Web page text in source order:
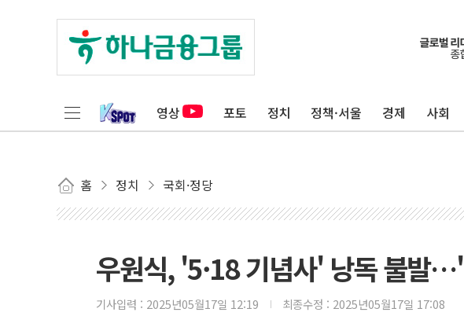
영상 포토 정치 정책·서울 경제 사회
홈 정치 국회·정당
우원식, '5·18 기념사' 낭독 불발
기사입력 : 2025년05월17일 12:19 최종수정 : 2025년05월17일 17:08